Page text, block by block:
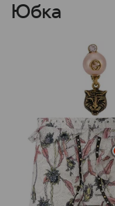
Юбка